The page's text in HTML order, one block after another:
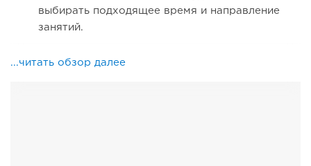
выбирать подходящее время и направление
занятий.
...читать обзор далее